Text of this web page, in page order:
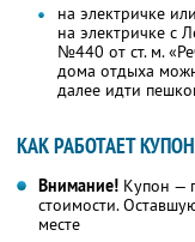
на электричке
на электричке с
№440 от ст. м.
дома отдыха
далее идти
КАК РАБОТАЕТ КУПОН
Внимание! Купон —
стоимости.
месте